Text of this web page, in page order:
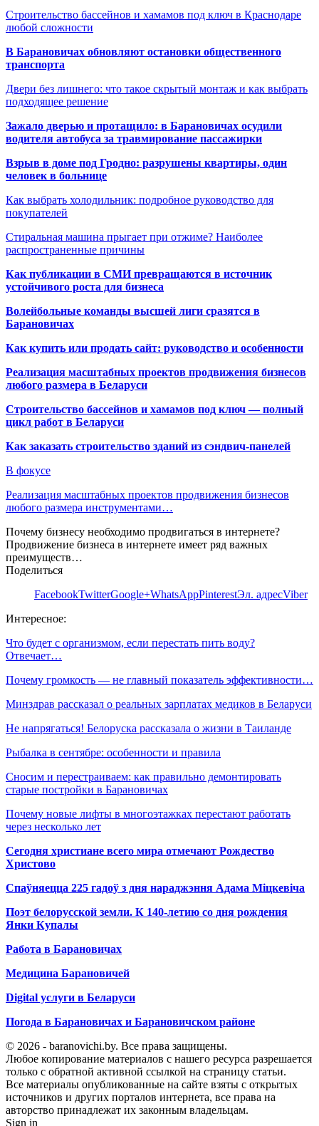
Строительство бассейнов и хамамов под ключ в Краснодаре
любой сложности
В Барановичах обновляют остановки общественного
транспорта
Двери без лишнего: что такое скрытый монтаж и как выбрать
подходящее решение
Зажало дверью и протащило: в Барановичах осудили
водителя автобуса за травмирование пассажирки
Взрыв в доме под Гродно: разрушены квартиры, один
человек в больнице
Как выбрать холодильник: подробное руководство для
покупателей
Стиральная машина прыгает при отжиме? Наиболее
распространенные причины
Как публикации в СМИ превращаются в источник
устойчивого роста для бизнеса
Волейбольные команды высшей лиги сразятся в
Барановичах
Как купить или продать сайт: руководство и особенности
Реализация масштабных проектов продвижения бизнесов
любого размера в Беларуси
Строительство бассейнов и хамамов под ключ — полный
цикл работ в Беларуси
Как заказать строительство зданий из сэндвич-панелей
В фокусе
Реализация масштабных проектов продвижения бизнесов
любого размера инструментами…
Почему бизнесу необходимо продвигаться в интернете?
Продвижение бизнеса в интернете имеет ряд важных
преимуществ…
Поделиться
FacebookTwitterGoogle+WhatsAppPinterestЭл. адресViber
Интересное:
Что будет с организмом, если перестать пить воду?
Отвечает…
Почему громкость — не главный показатель эффективности…
Минздрав рассказал о реальных зарплатах медиков в Беларуси
Не напрягаться! Белоруска рассказала о жизни в Таиланде
Рыбалка в сентябре: особенности и правила
Сносим и перестраиваем: как правильно демонтировать
старые постройки в Барановичах
Почему новые лифты в многоэтажках перестают работать
через несколько лет
Сегодня христиане всего мира отмечают Рождество
Христово
Спаўняецца 225 гадоў з дня нараджэння Адама Міцкевіча
Поэт белорусской земли. К 140-летию со дня рождения
Янки Купалы
Работа в Барановичах
Медицина Барановичей
Digital услуги в Беларуси
Погода в Барановичах и Барановичском районе
© 2026 - baranovichi.by. Все права защищены.
Любое копирование материалов с нашего ресурса разрешается
только с обратной активной ссылкой на страницу статьи.
Все материалы опубликованные на сайте взяты с открытых
источников и других порталов интернета, все права на
авторство принадлежат их законным владельцам.
Sign in